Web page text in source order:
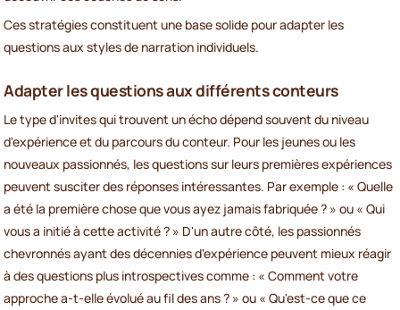
Ces stratégies constituent une base solide pour adapter les
questions aux styles de narration individuels.
Adapter les questions aux différents conteurs
Le type d'invites qui trouvent un écho dépend souvent du niveau
d'expérience et du parcours du conteur. Pour les jeunes ou les
nouveaux passionnés, les questions sur leurs premières expériences
peuvent susciter des réponses intéressantes. Par exemple : « Quelle
a été la première chose que vous ayez jamais fabriquée ? » ou « Qui
vous a initié à cette activité ? » D'un autre côté, les passionnés
chevronnés ayant des décennies d'expérience peuvent mieux réagir
à des questions plus introspectives comme : « Comment votre
approche a-t-elle évolué au fil des ans ? » ou « Qu'est-ce que ce